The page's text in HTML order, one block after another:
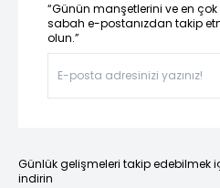
“Günün manşetlerini ve en
sabah e-postanızdan takip
olun.”
Günlük gelişmeleri takip edebilmek
indirin